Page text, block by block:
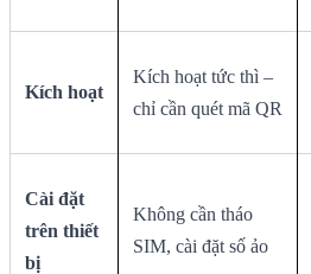
Kích hoạt
Kích hoạt tức thì –
chỉ cần quét mã QR
Cài đặt
trên thiết
bị
Không cần tháo
SIM, cài đặt số ảo